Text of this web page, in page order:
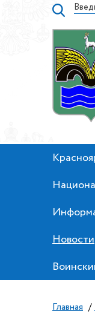
Новости
Главная /